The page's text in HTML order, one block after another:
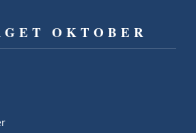
OKTOBER